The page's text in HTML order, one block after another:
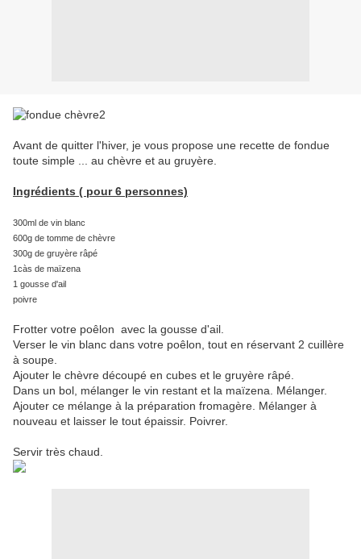
Avant de quitter l'hiver, je vous propose une recette de fondue
toute simple ... au chèvre et au gruyère.
Ingrédients ( pour 6 personnes)
300ml de vin blanc
600g de tomme de chèvre
300g de gruyère râpé
1càs de maïzena
1 gousse d'ail
poivre
Frotter votre poêlon avec la gousse d'ail.
Verser le vin blanc dans votre poêlon, tout en réservant 2 cuillère
à soupe.
Ajouter le chèvre découpé en cubes et le gruyère râpé.
Dans un bol, mélanger le vin restant et la maïzena. Mélanger.
Ajouter ce mélange à la préparation fromagère. Mélanger à
nouveau et laisser le tout épaissir. Poivrer.
Servir très chaud.